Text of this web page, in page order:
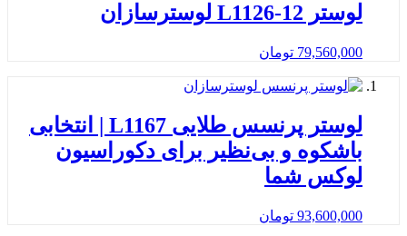
لوستر L1126-12 لوسترسازان
79,560,000 تومان
لوستر پرنسس طلایی L1167 | انتخابی
باشکوه و بی‌نظیر برای دکوراسیون
لوکس شما
93,600,000 تومان